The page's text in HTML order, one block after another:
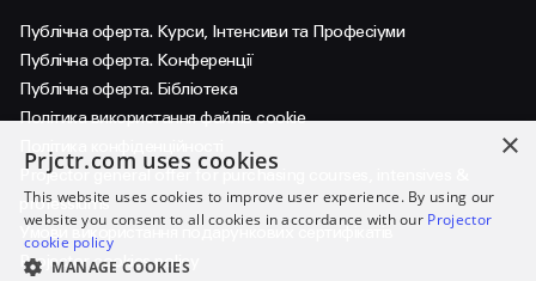
Публічна оферта. Курси, Інтенсиви та Професіуми
Публічна оферта. Конференції
Публічна оферта. Бібліотека
Політика використання файлів cookie
Projector general offer for purchasing courses, intensives &
professiums
Умови використання подарункових сертифікатів
Projector cookies policy
×
Prjctr.com uses cookies
This website uses cookies to improve user experience. By using our
website you consent to all cookies in accordance with our Projector
cookie policy
MANAGE COOKIES